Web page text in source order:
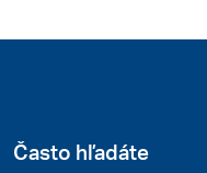
Často hľadáte